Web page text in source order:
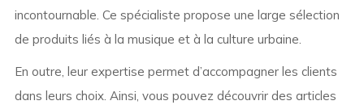
incontournable. Ce spécialiste propose une large sélection
de produits liés à la musique et à la culture urbaine.
En outre, leur expertise permet d’accompagner les clients
dans leurs choix. Ainsi, vous pouvez découvrir des articles